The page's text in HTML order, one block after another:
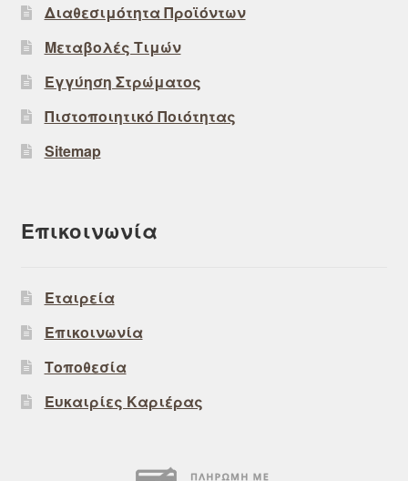
Διαθεσιμότητα Προϊόντων
Μεταβολές Τιμών
Εγγύηση Στρώματος
Πιστοποιητικό Ποιότητας
Sitemap
Επικοινωνία
Εταιρεία
Επικοινωνία
Τοποθεσία
Ευκαιρίες Καριέρας